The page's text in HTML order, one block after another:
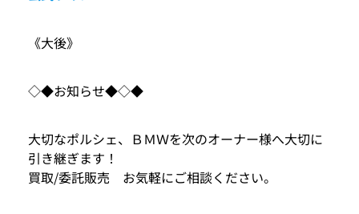
《大後》
◇◆お知らせ◆◇◆
大切なポルシェ、ＢＭＷを次のオーナー様へ大切に
引き継ぎます！
買取/委託販売 お気軽にご相談ください。